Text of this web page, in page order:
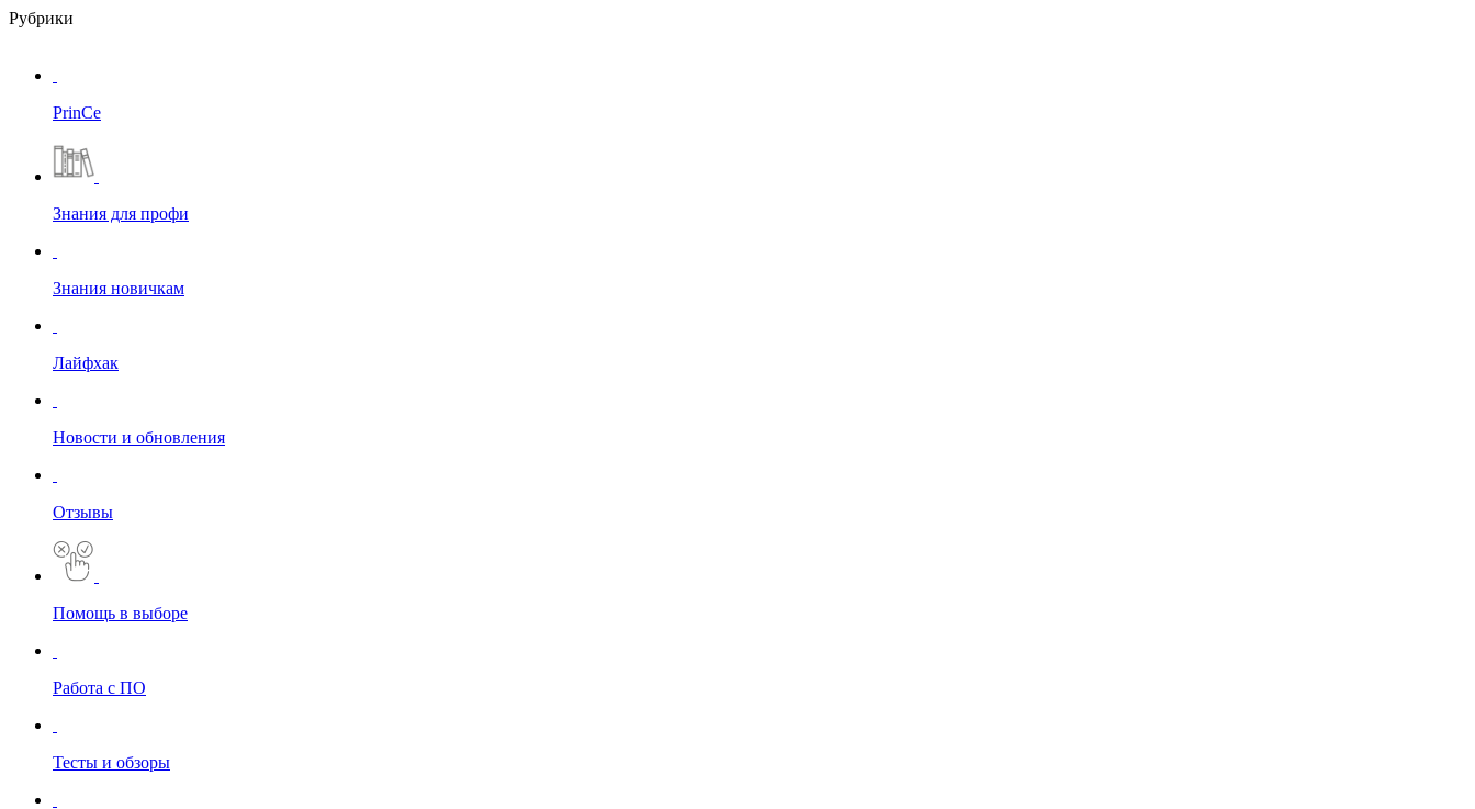
Рубрики
PrinCe
Знания для профи
Знания новичкам
Лайфхак
Новости и обновления
Отзывы
Помощь в выборе
Работа с ПО
Тесты и обзоры